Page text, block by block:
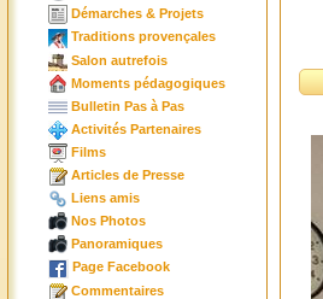
Démarches & Projets
Traditions provençales
Salon autrefois
Moments pédagogiques
Bulletin Pas à Pas
Activités Partenaires
Films
Articles de Presse
Liens amis
Nos Photos
Panoramiques
Page Facebook
Commentaires